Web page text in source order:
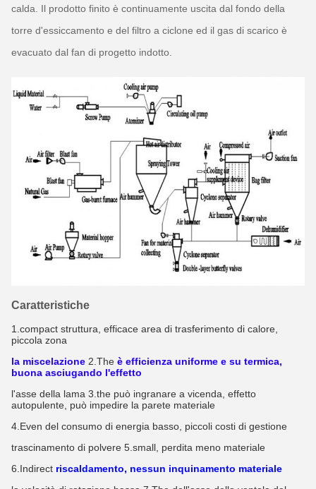
calda. Il prodotto finito è continuamente uscita dal fondo della
torre d'essiccamento e del filtro a ciclone ed il gas di scarico è
evacuato dal fan di progetto indotto.
Caratteristiche
1.compact struttura, efficace area di trasferimento di calore,
piccola zona
la miscelazione 2.The è efficienza uniforme e su termica,
buona asciugando l'effetto
l'asse della lama 3.the può ingranare a vicenda, effetto
autopulente, può impedire la parete materiale
4.Even del consumo di energia basso, piccoli costi di gestione
trascinamento di polvere 5.small, perdita meno materiale
6.Indirect riscaldamento, nessun inquinamento materiale